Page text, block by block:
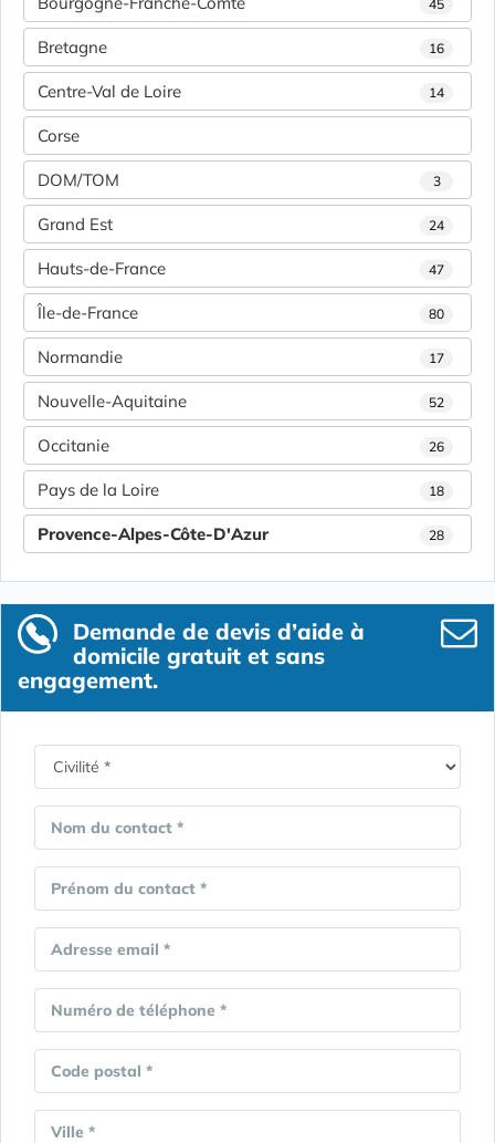
45
Bretagne 16
Centre-Val de Loire 14
Corse
DOM/TOM 3
Grand Est 24
Hauts-de-France 47
Île-de-France 80
Normandie 17
Nouvelle-Aquitaine 52
Occitanie 26
Pays de la Loire 18
Provence-Alpes-Côte-D'Azur 28
Demande de devis d’aide à
domicile gratuit et sans
engagement.
Nom du contact *
Prénom du contact *
Adresse email *
Numéro de téléphone *
Code postal *
Ville *